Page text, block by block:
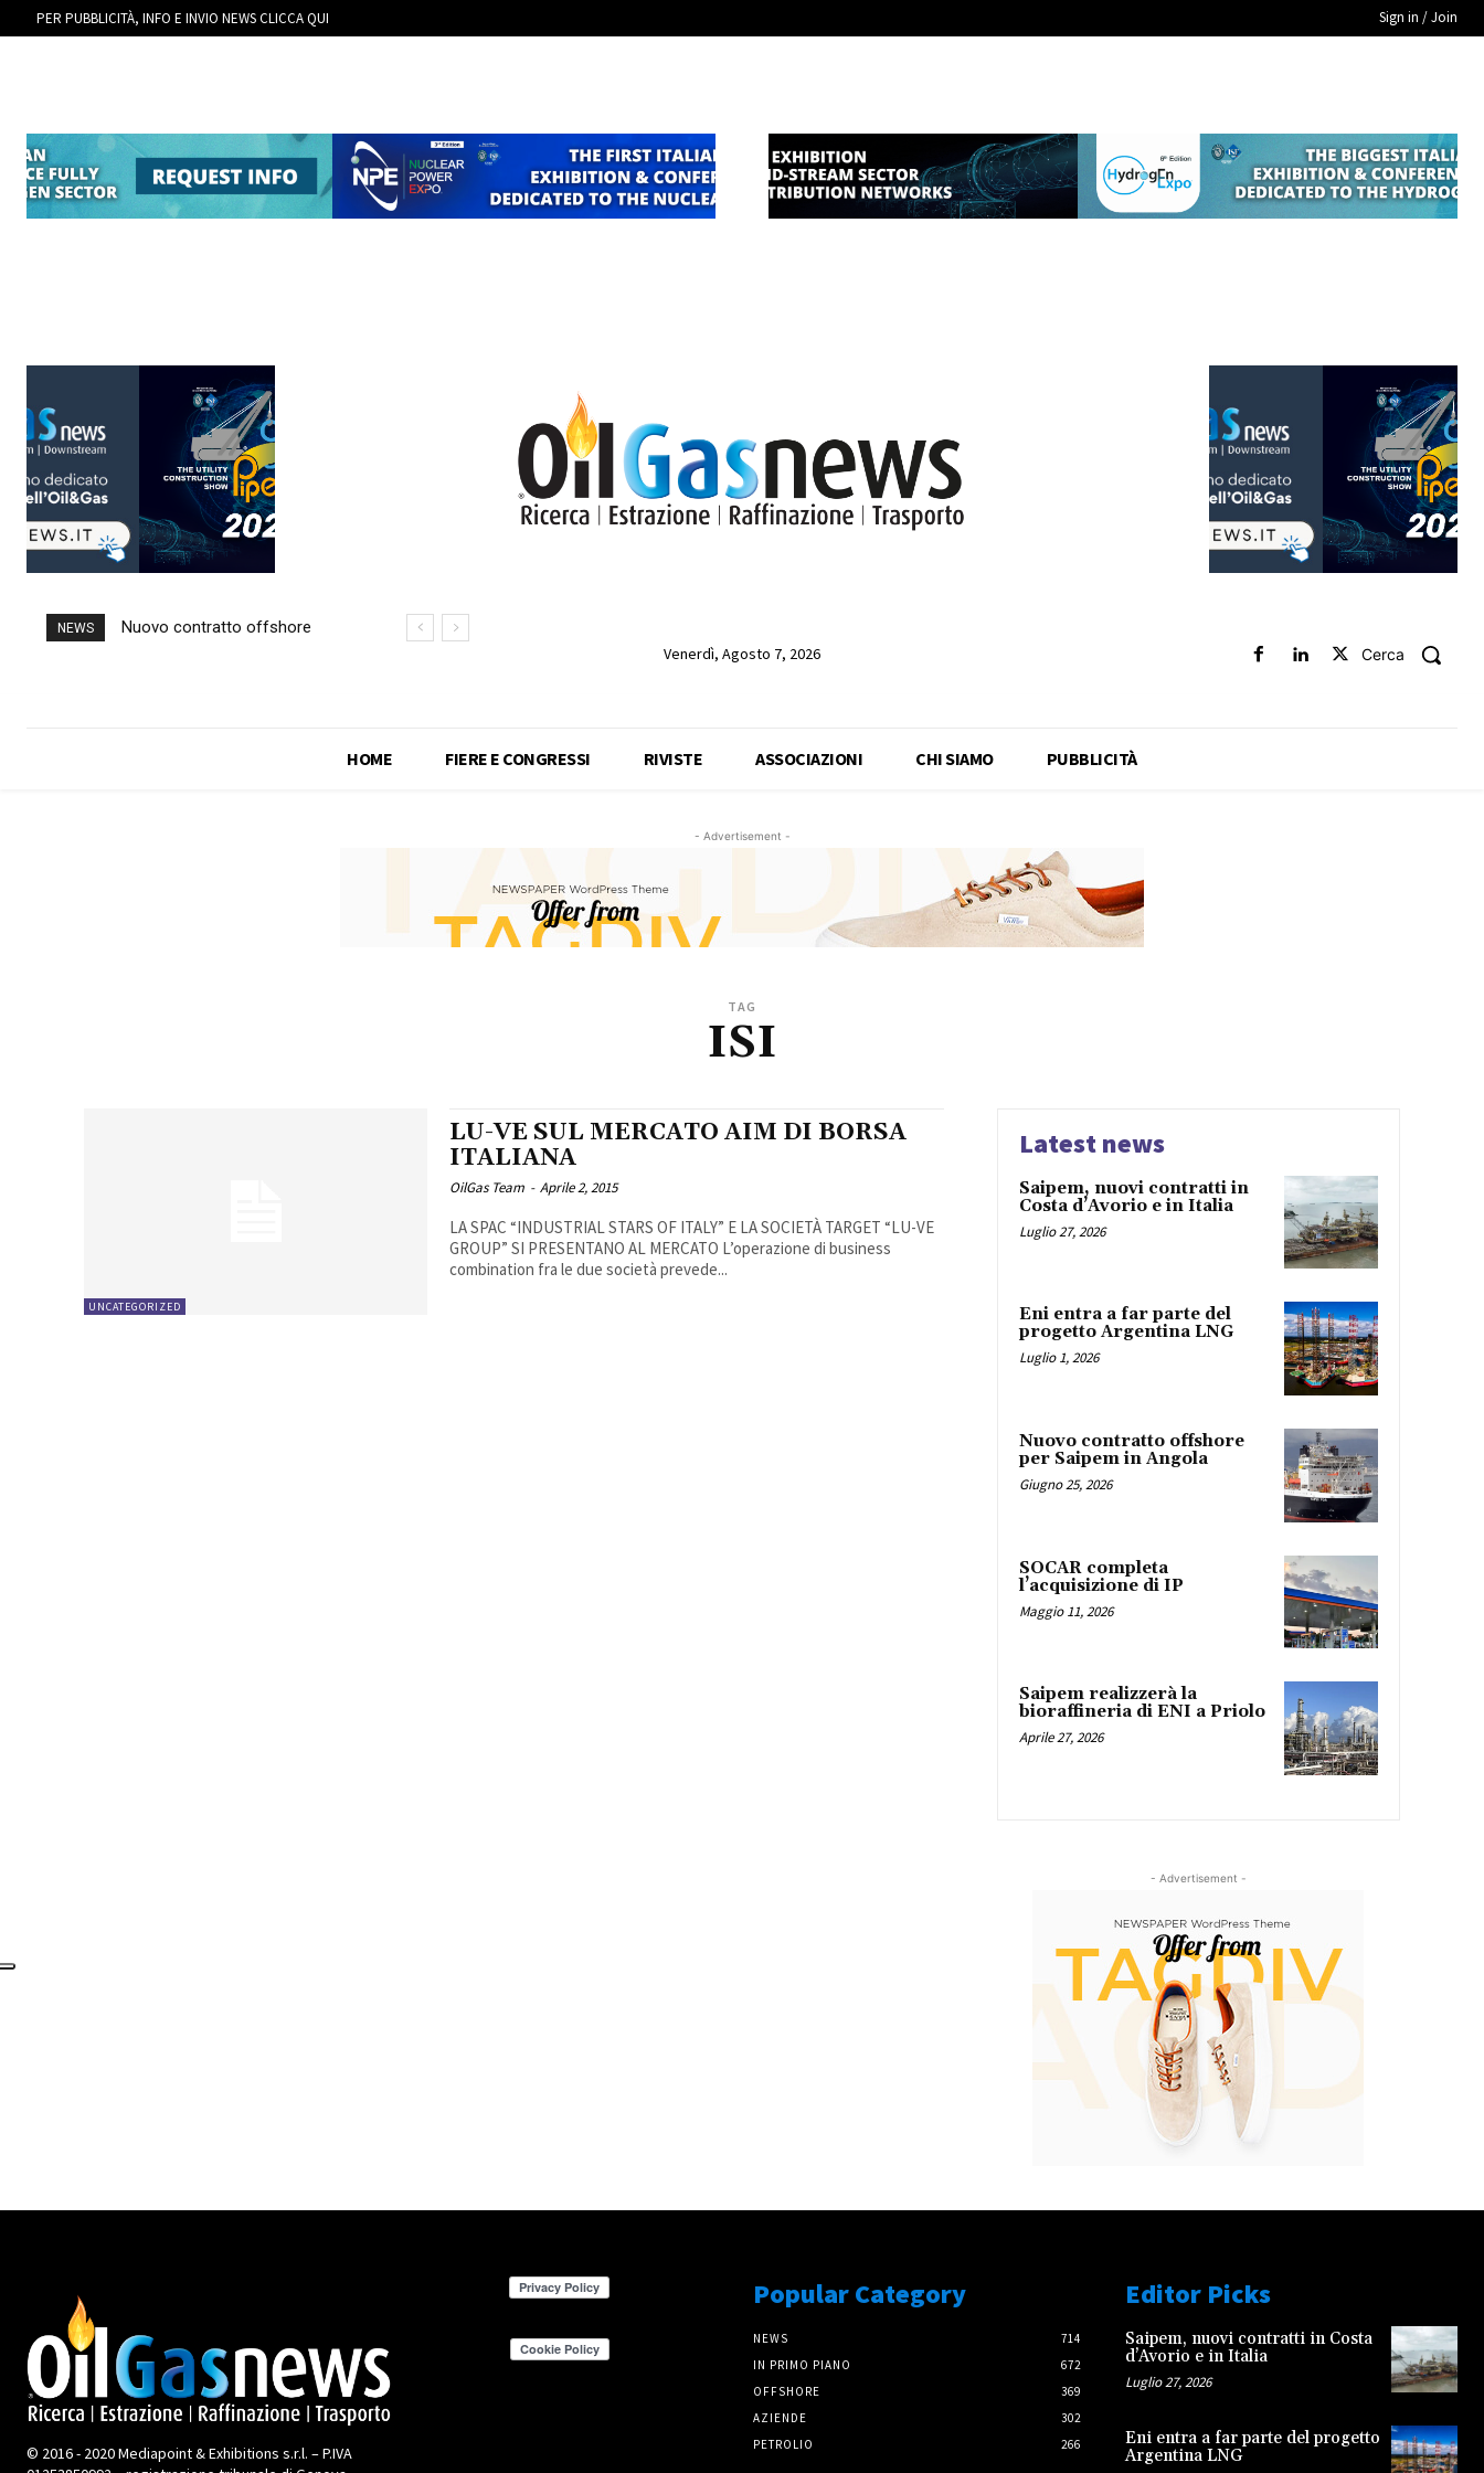
PER PUBBLICITÀ, INFO E INVIO NEWS CLICCA QUI Sign in / Join
NEWS
Nuovo contratto offshore
Venerdì, Agosto 7, 2026 Cerca
HOME FIERE E CONGRESSI RIVISTE ASSOCIAZIONI CHI SIAMO PUBBLICITÀ
- Advertisement -
TAG
ISI
UNCATEGORIZED
LU-VE SUL MERCATO AIM DI BORSA
ITALIANA
OilGas Team - Aprile 2, 2015
LA SPAC “INDUSTRIAL STARS OF ITALY” E LA SOCIETÀ TARGET “LU-VE
GROUP” SI PRESENTANO AL MERCATO L’operazione di business
combination fra le due società prevede...
Latest news
Saipem, nuovi contratti in
Costa d’Avorio e in Italia
Luglio 27, 2026
Eni entra a far parte del
progetto Argentina LNG
Luglio 1, 2026
Nuovo contratto offshore
per Saipem in Angola
Giugno 25, 2026
SOCAR completa
l’acquisizione di IP
Maggio 11, 2026
Saipem realizzerà la
bioraffineria di ENI a Priolo
Aprile 27, 2026
- Advertisement -
© 2016 - 2020 Mediapoint & Exhibitions s.r.l. – P.IVA
Popular Category
NEWS
714
IN PRIMO PIANO
672
OFFSHORE
369
AZIENDE
302
PETROLIO
266
Editor Picks
Saipem, nuovi contratti in Costa
d’Avorio e in Italia
Luglio 27, 2026
Eni entra a far parte del progetto
Argentina LNG